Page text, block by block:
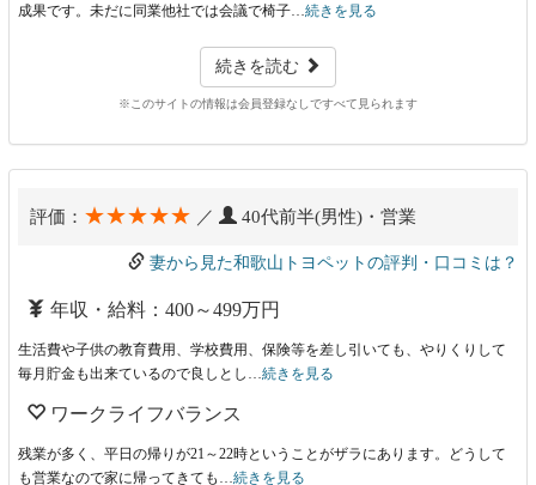
成果です。未だに同業他社では会議で椅子… 続きを見る
続きを読む
※このサイトの情報は会員登録なしですべて見られます
評価： ★★★★★ ／ 40代前半(男性)・営業
妻から見た和歌山トヨペットの評判・口コミは？
年収・給料：400～499万円
生活費や子供の教育費用、学校費用、保険等を差し引いても、やりくりして
毎月貯金も出来ているので良しとし… 続きを見る
ワークライフバランス
残業が多く、平日の帰りが21～22時ということがザラにあります。どうして
も営業なので家に帰ってきても… 続きを見る